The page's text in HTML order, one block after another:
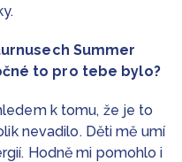
Summer
to pro tebe bylo?
k tomu, že je to
nevadilo. Děti mě umí
Hodně mi pomohlo i